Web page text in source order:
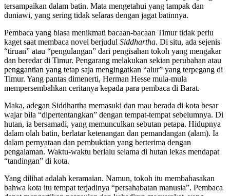
tersampaikan dalam batin. Mata mengetahui yang tampak dan
duniawi, yang sering tidak selaras dengan jagat batinnya.
Pembaca yang biasa menikmati bacaan-bacaan Timur tidak perlu
kaget saat membaca novel berjudul Siddhartha. Di situ, ada sejenis
“tiruan” atau “pengulangan” dari pengisahan tokoh yang mengakar
dan beredar di Timur. Pengarang melakukan sekian perubahan atau
penggantian yang tetap saja mengingatkan “alur” yang terpegang di
Timur. Yang pantas dimenerti, Herman Hesse mula-mula
mempersembahkan ceritanya kepada para pembaca di Barat.
Maka, adegan Siddhartha memasuki dan mau berada di kota besar
wajar bila “dipertentangkan” dengan tempat-tempat sebelumnya. Di
hutan, ia bersamadi, yang memunculkan sebutan petapa. Hidupnya
dalam olah batin, berlatar ketenangan dan pemandangan (alam). Ia
dalam pernyataan dan pembuktian yang berterima dengan
pengalaman. Waktu-waktu berlalu selama di hutan lekas mendapat
“tandingan” di kota.
Yang dilihat adalah keramaian. Namun, tokoh itu membahasakan
bahwa kota itu tempat terjadinya “persahabatan manusia”. Pembaca